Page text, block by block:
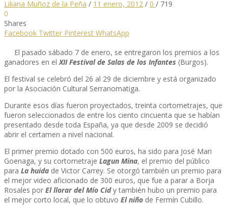
Liliana Muñoz de la Peña / 11 enero, 2012 / 0 / 719
0
Shares
Facebook Twitter Pinterest WhatsApp
El pasado sábado 7 de enero, se entregaron los premios a los
ganadores en el XII Festival de Salas de los Infantes (Burgos).
El festival se celebró del 26 al 29 de diciembre y está organizado
por la Asociación Cultural Serranomatiga.
Durante esos días fueron proyectados, treinta cortometrajes, que
fueron seleccionados de entre los ciento cincuenta que se habían
presentado desde toda España, ya que desde 2009 se decidió
abrir el certamen a nivel nacional.
El primer premio dotado con 500 euros, ha sido para José Mari
Goenaga, y su cortometraje Lagun Mina, el premio del público
para La huida de Victor Carrey. Se otorgó también un premio para
el mejor video aficionado de 300 euros, que fue a parar a Borja
Rosales por El llorar del Mío Cidy también hubo un premio para
el mejor corto local, que lo obtuvo El niño de Fermín Cubillo.